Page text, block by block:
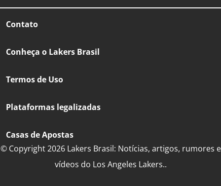
Contato
Conheça o Lakers Brasil
Termos de Uso
Plataformas legalizadas
Casas de Apostas
© Copyright 2026 Lakers Brasil: Notícias, artigos, rumores e
vídeos do Los Angeles Lakers..